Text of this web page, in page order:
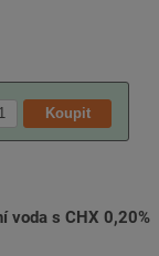
voda s CHX 0,20%